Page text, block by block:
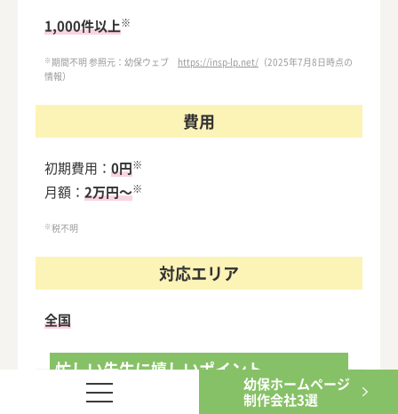
1,000件以上※
※期間不明 参照元：幼保ウェブ https://insp-lp.net/ （2025年7月8日時点の
情報）
費用
初期費用： 0円※
月額： 2万円～※
※税不明
対応エリア
全国
忙しい先生に嬉しいポイント
幼保ホームページ
制作会社3選